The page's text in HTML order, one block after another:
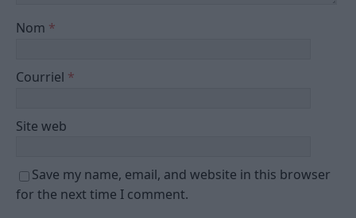
Nom *
Courriel *
Site web
Save my name, email, and website in this browser
for the next time I comment.